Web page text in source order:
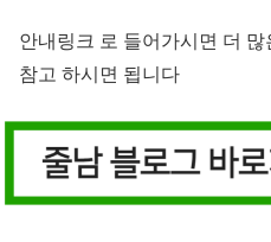
안내링크 로 들어가시면 더
참고 하시면 됩니다